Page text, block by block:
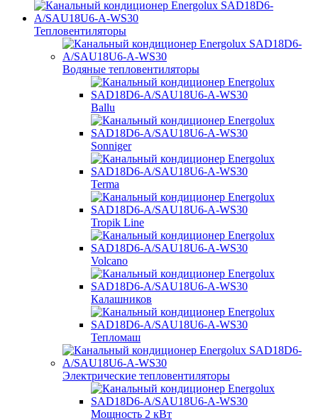
Тепловентиляторы
Водяные тепловентиляторы
Ballu
Sonniger
Terma
Tropik Line
Volcano
Калашников
Тепломаш
Электрические тепловентиляторы
Мощность 2 кВт